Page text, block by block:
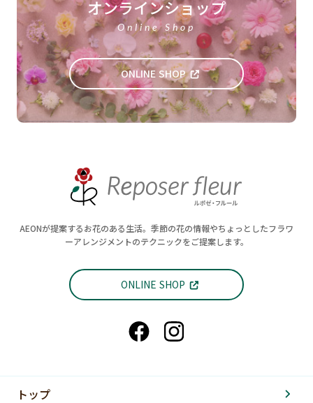
オンラインショップ
Online Shop
ONLINE SHOP
AEONが提案するお花のある生活。季節の花の情報やちょっとしたフラワ
ーアレンジメントのテクニックをご提案します。
ONLINE SHOP
トップ